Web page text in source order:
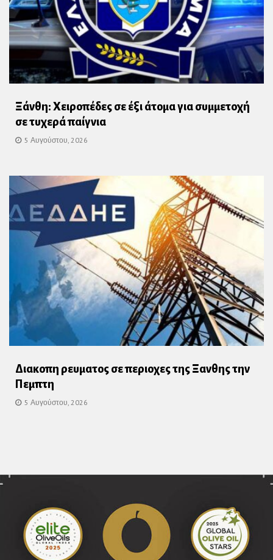
Ξάνθη: Χειροπέδες σε έξι άτομα για συμμετοχή
σε τυχερά παίγνια
5 Αυγούστου, 2026
Διακοπη ρευματος σε περιοχες της Ξανθης την
Πεμπτη
5 Αυγούστου, 2026